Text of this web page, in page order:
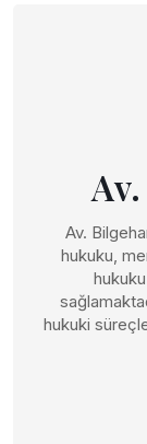
Av.
hukuku,
hukuki